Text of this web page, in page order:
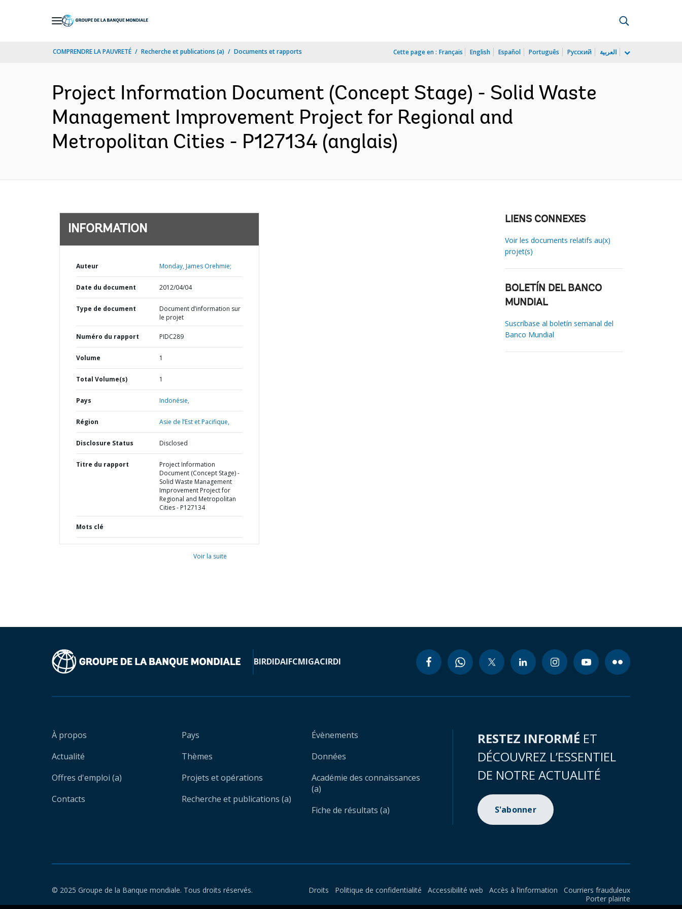
COMPRENDRE LA PAUVRETÉ Recherche et publications (a) Documents et rapports Cette page en : Français English Español Português Русский العربية
Project Information Document (Concept Stage) - Solid Waste
Management Improvement Project for Regional and
Metropolitan Cities - P127134 (anglais)
INFORMATION
Auteur Monday, James Orehmie;
Date du document 2012/04/04
Type de document
Document d’information sur
le projet
Numéro du rapport PIDC289
Volume 1
Total Volume(s) 1
Pays Indonésie,
Région Asie de l’Est et Pacifique,
Disclosure Status Disclosed
Titre du rapport
Project Information
Document (Concept Stage) -
Solid Waste Management
Improvement Project for
Regional and Metropolitan
Cities - P127134
Mots clé
Voir la suite
LIENS CONNEXES
Voir les documents relatifs au(x)
projet(s)
BOLETÍN DEL BANCO
MUNDIAL
Suscríbase al boletín semanal del
Banco Mundial
BIRDIDAIFCMIGACIRDI
À propos
Actualité
Offres d'emploi (a)
Contacts
Pays
Thèmes
Projets et opérations
Recherche et publications (a)
Évènements
Données
Académie des connaissances
(a)
Fiche de résultats (a)
RESTEZ INFORMÉ ET
DÉCOUVREZ L’ESSENTIEL
DE NOTRE ACTUALITÉ
S'abonner
© 2025 Groupe de la Banque mondiale. Tous droits réservés. Droits Politique de confidentialité Accessibilité web Accès à l’information
Courriers frauduleux
Porter plainte